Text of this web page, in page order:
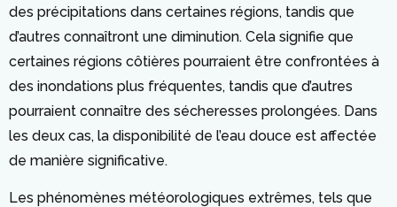
des précipitations dans certaines régions, tandis que
d’autres connaîtront une diminution. Cela signifie que
certaines régions côtières pourraient être confrontées à
des inondations plus fréquentes, tandis que d’autres
pourraient connaître des sécheresses prolongées. Dans
les deux cas, la disponibilité de l’eau douce est affectée
de manière significative.
Les phénomènes météorologiques extrêmes, tels que